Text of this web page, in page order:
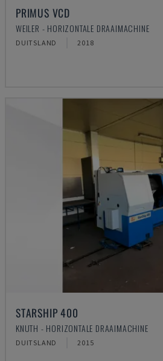
PRIMUS VCD
WEILER - HORIZONTALE DRAAIMACHINE
DUITSLAND 2018
STARSHIP 400
KNUTH - HORIZONTALE DRAAIMACHINE
DUITSLAND 2015